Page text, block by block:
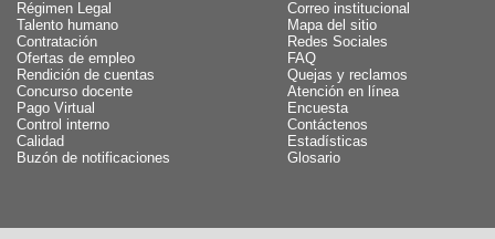
Régimen Legal
Talento humano
Contratación
Ofertas de empleo
Rendición de cuentas
Concurso docente
Pago Virtual
Control interno
Calidad
Buzón de notificaciones
Correo institucional
Mapa del sitio
Redes Sociales
FAQ
Quejas y reclamos
Atención en línea
Encuesta
Contáctenos
Estadísticas
Glosario